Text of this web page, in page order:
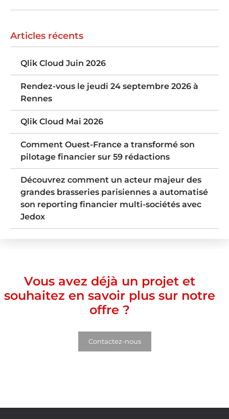
Articles récents
Qlik Cloud Juin 2026
Rendez-vous le jeudi 24 septembre 2026 à
Rennes
Qlik Cloud Mai 2026
Comment Ouest-France a transformé son
pilotage financier sur 59 rédactions
Découvrez comment un acteur majeur des
grandes brasseries parisiennes a automatisé
son reporting financier multi-sociétés avec
Jedox
Vous avez déjà un projet et
souhaitez en savoir plus sur notre
offre ?
Contactez-nous